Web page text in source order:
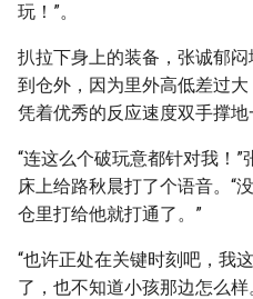
玩！”。
扒拉下身上的装备，张诚郁
到仓外，因为里外高低差过
凭着优秀的反应速度双手撑地
“连这么个破玩意都针对我！
床上给路秋晨打了个语音。“
仓里打给他就打通了。”
“也许正处在关键时刻吧，我
了，也不知道小孩那边怎么